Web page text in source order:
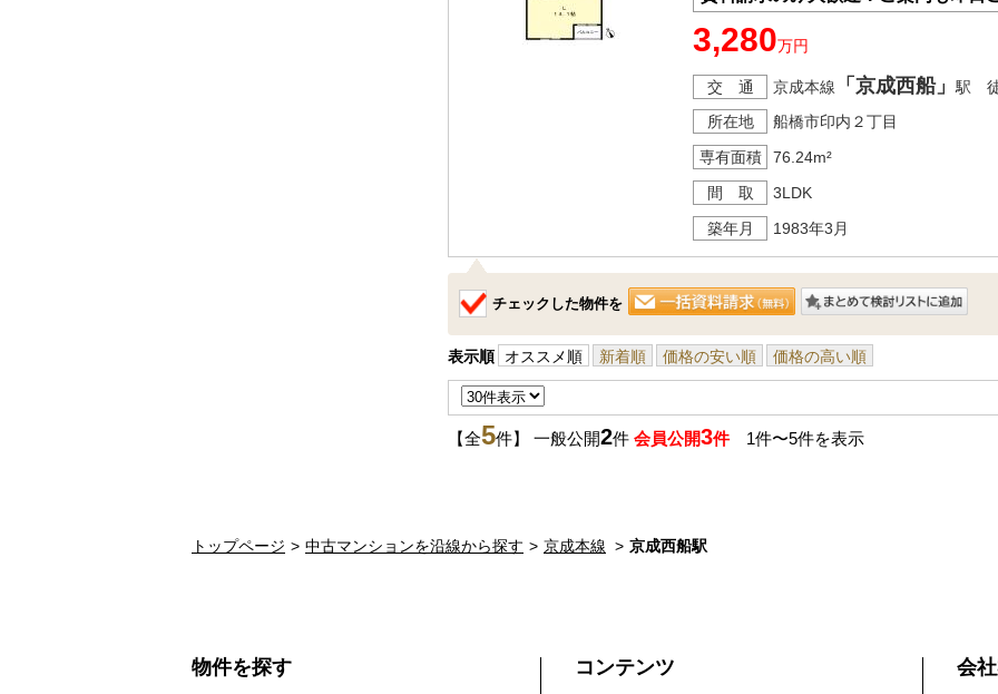
・まずは住宅ローン相談（30分～）
【資料請求無料、お電話でのお問い
ご連絡を心よりお待ちしております
～住まい探しなら【アイリンクホー
地域に密着！船橋エリアの事なら当
～おすすめポイント～
●新規フルリフォーム
●水回り新規交換
●二面バルコニー
●葛飾小・中学校歩8分
●周辺住環境の揃った好立地
□■□現地内覧ツアー開催中！！□■□
（※事前に必ずお問い合わせくださ
・じっくり内覧コース （60分～
お日にち：時間帯のご指定が可能で
ご連絡を心よりお待ちしております
3,280万円
交 通 京成本線 「京成西船」 駅
所在地
船橋市印内２丁目
専有面積
76.24m²
間 取
3LDK
築年月
1983年3月
チェックした物件を
表示順 オススメ順 新着順 価格の安い順 価格の高い順
【全5件】 一般公開2件 会員公開3件1件〜5件を表示
トップページ 中古マンションを沿線から探す 京成本線 京成西船駅
物件を探す コンテンツ 会